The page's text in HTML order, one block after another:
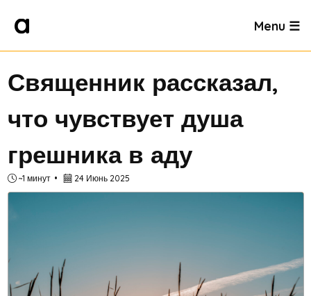
Menu ☰
Священник рассказал,
что чувствует душа
грешника в аду
~1 минут 24 Июнь 2025